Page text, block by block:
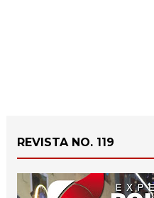
REVISTA NO. 119